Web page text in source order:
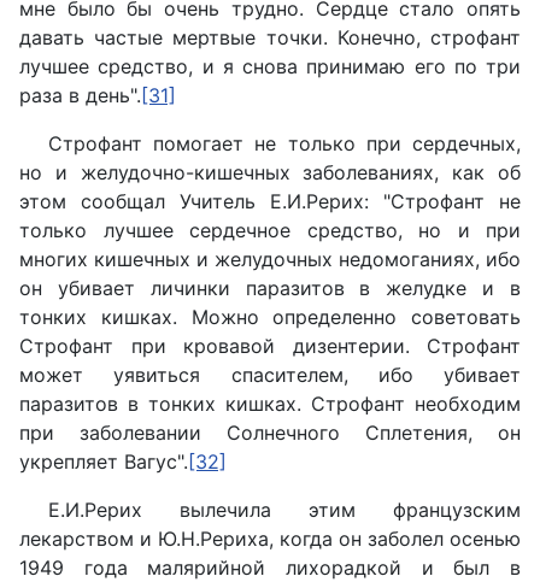
мне было бы очень трудно. Сердце стало опять
давать частые мертвые точки. Конечно, строфант
лучшее средство, и я снова принимаю его по три
раза в день".[31]
Строфант помогает не только при сердечных,
но и желудочно-кишечных заболеваниях, как об
этом сообщал Учитель Е.И.Рерих: "Строфант не
только лучшее сердечное средство, но и при
многих кишечных и желудочных недомоганиях, ибо
он убивает личинки паразитов в желудке и в
тонких кишках. Можно определенно советовать
Строфант при кровавой дизентерии. Строфант
может уявиться спасителем, ибо убивает
паразитов в тонких кишках. Строфант необходим
при заболевании Солнечного Сплетения, он
укрепляет Вагус".[32]
Е.И.Рерих вылечила этим французским
лекарством и Ю.Н.Рериха, когда он заболел осенью
1949 года малярийной лихорадкой и был в